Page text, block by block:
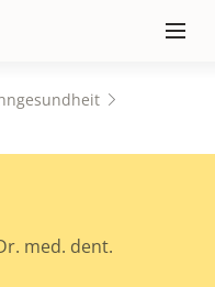
≡
med. dent.